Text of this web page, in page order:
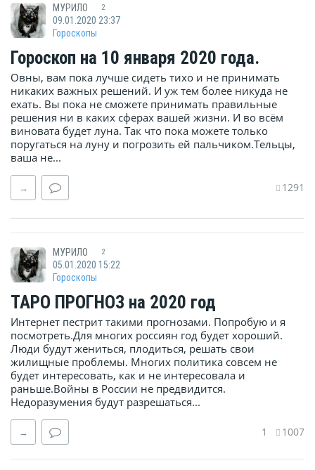
МУРИЛО 2
09.01.2020 23:37
Гороскопы
Гороскоп на 10 января 2020 года.
Овны, вам пока лучше сидеть тихо и не принимать
никаких важных решений. И уж тем более никуда не
ехать. Вы пока не сможете принимать правильные
решения ни в каких сферах вашей жизни. И во всём
виновата будет луна. Так что пока можете только
поругаться на луну и погрозить ей пальчиком.Тельцы,
ваша не...
→ 1291
МУРИЛО 2
05.01.2020 15:22
Гороскопы
ТАРО ПРОГНОЗ на 2020 год
Интернет пестрит такими прогнозами. Попробую и я
посмотреть.Для многих россиян год будет хороший.
Люди будут жениться, плодиться, решать свои
жилищные проблемы. Многих политика совсем не
будет интересовать, как и не интересовала и
раньше.Войны в России не предвидится.
Недоразумения будут разрешаться...
→ 1 1007